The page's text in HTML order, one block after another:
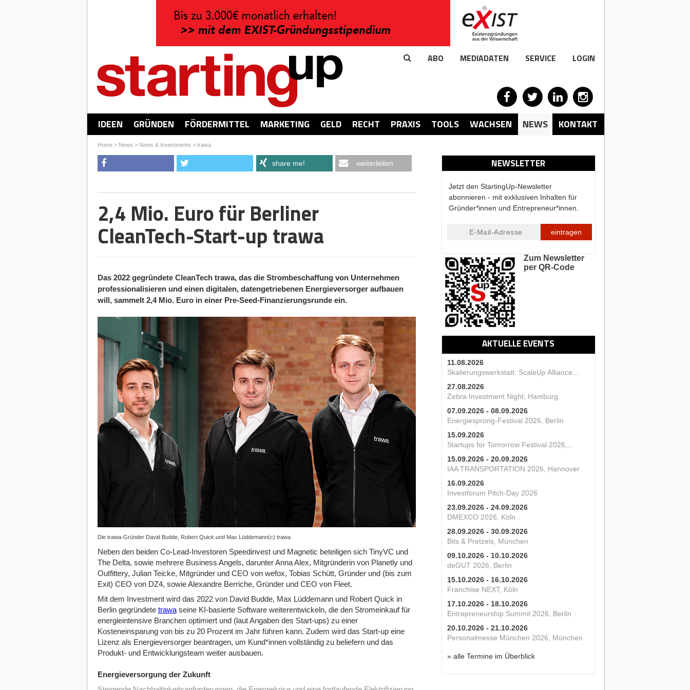
ABO MEDIADATEN SERVICE LOGIN
IDEEN GRÜNDEN FÖRDERMITTEL MARKETING GELD RECHT PRAXIS TOOLS WACHSEN NEWS KONTAKT
Home> News > News & Investments > trawa
NEWSLETTER
Jetzt den StartingUp-Newsletter
abonnieren - mit exklusiven Inhalten für
Gründer*innen und Entrepreneur*innen.
eintragen
Zum Newsletter
per QR-Code
AKTUELLE EVENTS
11.08.2026
Skalierungswerkstatt: ScaleUp Alliance...
27.08.2026
Zebra Investment Night, Hamburg
07.09.2026 - 08.09.2026
Energiesprong-Festival 2026, Berlin
15.09.2026
Startups for Tomorrow Festival 2026,...
15.09.2026 - 20.09.2026
IAA TRANSPORTATION 2026, Hannover
16.09.2026
Investforum Pitch-Day 2026
23.09.2026 - 24.09.2026
DMEXCO 2026, Köln
28.09.2026 - 30.09.2026
Bits & Pretzels, München
09.10.2026 - 10.10.2026
deGUT 2026, Berlin
15.10.2026 - 16.10.2026
Franchise NEXT, Köln
17.10.2026 - 18.10.2026
Entrepreneurship Summit 2026, Berlin
20.10.2026 - 21.10.2026
Personalmesse München 2026, München
» alle Termine im Überblick
share me! weiterleiten
2,4 Mio. Euro für Berliner
CleanTech-Start-up trawa
Das 2022 gegründete CleanTech trawa, das die Strombeschaffung von Unternehmen
professionalisieren und einen digitalen, datengetriebenen Energieversorger aufbauen
will, sammelt 2,4 Mio. Euro in einer Pre-Seed-Finanzierungsrunde ein.
Die trawa-Gründer David Budde, Robert Quick und Max Lüddemann(c) trawa
Neben den beiden Co-Lead-Investoren Speedinvest und Magnetic beteiligen sich TinyVC und
The Delta, sowie mehrere Business Angels, darunter Anna Alex, Mitgründerin von Planetly und
Outfittery, Julian Teicke, Mitgründer und CEO von wefox, Tobias Schütt, Gründer und (bis zum
Exit) CEO von DZ4, sowie Alexandre Berriche, Gründer und CEO von Fleet.
Mit dem Investment wird das 2022 von David Budde, Max Lüddemann und Robert Quick in
Berlin gegründete trawaseine KI-basierte Software weiterentwickeln, die den Stromeinkauf für
energieintensive Branchen optimiert und (laut Angaben des Start-ups) zu einer
Kosteneinsparung von bis zu 20 Prozent im Jahr führen kann. Zudem wird das Start-up eine
Lizenz als Energieversorger beantragen, um Kund*innen vollständig zu beliefern und das
Produkt- und Entwicklungsteam weiter ausbauen.
Energieversorgung der Zukunft